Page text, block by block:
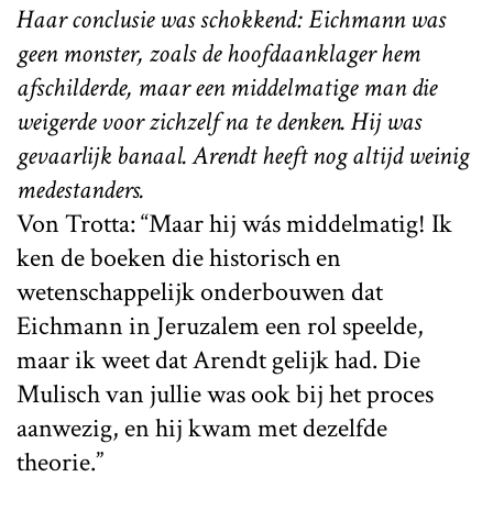
Haar conclusie was schokkend: Eichmann was
geen monster, zoals de hoofdaanklager hem
afschilderde, maar een middelmatige man die
weigerde voor zichzelf na te denken. Hij was
gevaarlijk banaal. Arendt heeft nog altijd weinig
medestanders.
Von Trotta: “Maar hij wás middelmatig! Ik
ken de boeken die historisch en
wetenschappelijk onderbouwen dat
Eichmann in Jeruzalem een rol speelde,
maar ik weet dat Arendt gelijk had. Die
Mulisch van jullie was ook bij het proces
aanwezig, en hij kwam met dezelfde
theorie.”